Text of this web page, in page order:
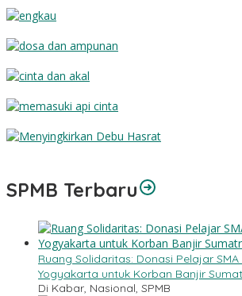
SPMB Terbaru
Ruang Solidaritas: Donasi Pelajar SMA
Yogyakarta untuk Korban Banjir
Di Kabar, Nasional, SPMB